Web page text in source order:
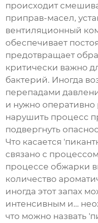
происходит
приправ-масел,
вентиляционный
обеспечивает
предотвращает
критически важно
бактерий. Иногда
перепадами
и нужно оперативно
нарушить процесс
подвергнуть
Что касается
связано с
процессе обжарки
количество
иногда этот запах
интенсивным и…
что можно назвать